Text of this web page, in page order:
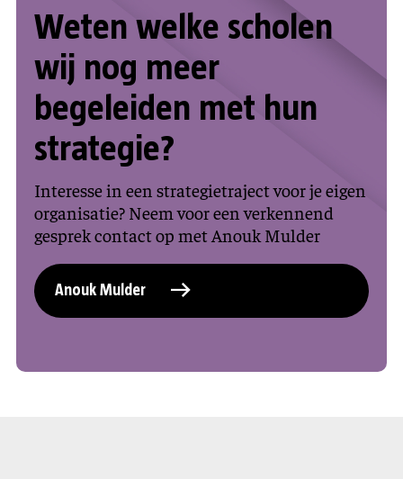
Weten welke scholen
wij nog meer
begeleiden met hun
strategie?
Interesse in een strategietraject voor je eigen
organisatie? Neem voor een verkennend
gesprek contact op met Anouk Mulder
Anouk Mulder